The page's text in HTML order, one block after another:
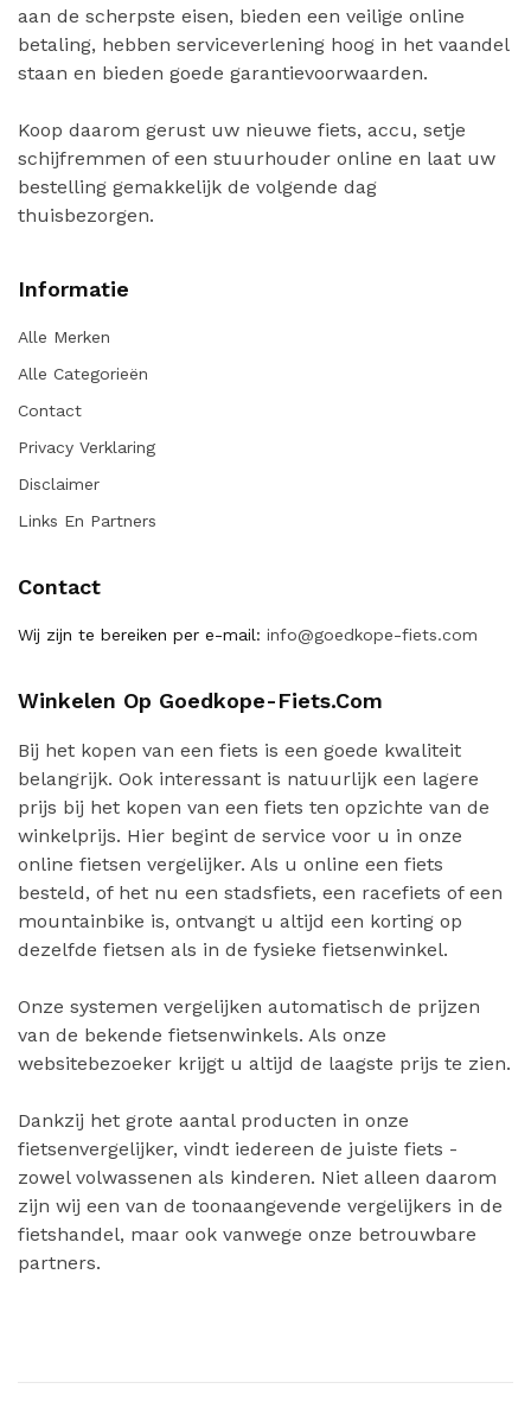
aan de scherpste eisen, bieden een veilige online
betaling, hebben serviceverlening hoog in het vaandel
staan en bieden goede garantievoorwaarden.
Koop daarom gerust uw nieuwe fiets, accu, setje
schijfremmen of een stuurhouder online en laat uw
bestelling gemakkelijk de volgende dag
thuisbezorgen.
Informatie
Alle Merken
Alle Categorieën
Contact
Privacy Verklaring
Disclaimer
Links En Partners
Contact
Wij zijn te bereiken per e-mail: info@goedkope-fiets.com
Winkelen Op Goedkope-Fiets.com
Bij het kopen van een fiets is een goede kwaliteit
belangrijk. Ook interessant is natuurlijk een lagere
prijs bij het kopen van een fiets ten opzichte van de
winkelprijs. Hier begint de service voor u in onze
online fietsen vergelijker. Als u online een fiets
besteld, of het nu een stadsfiets, een racefiets of een
mountainbike is, ontvangt u altijd een korting op
dezelfde fietsen als in de fysieke fietsenwinkel.
Onze systemen vergelijken automatisch de prijzen
van de bekende fietsenwinkels. Als onze
websitebezoeker krijgt u altijd de laagste prijs te zien.
Dankzij het grote aantal producten in onze
fietsenvergelijker, vindt iedereen de juiste fiets -
zowel volwassenen als kinderen. Niet alleen daarom
zijn wij een van de toonaangevende vergelijkers in de
fietshandel, maar ook vanwege onze betrouwbare
partners.